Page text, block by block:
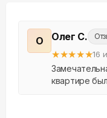
О Олег С.
★★★★★16
квартире